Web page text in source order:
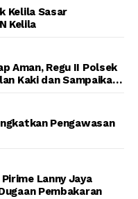
Kelila Sasar
Kelila
Aman, Regu II Polsek
Kaki dan Sampaikan
Pengawasan
Lanny Jaya
Pembakaran